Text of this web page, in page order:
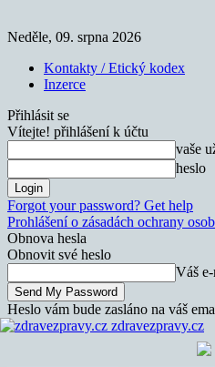
Neděle, 09. srpna 2026
Kontakty / Etický kodex
Inzerce
Přihlásit se
Vítejte! přihlášení k účtu
vaše
heslo
Forgot your password? Get help
Prohlášení o zásadách ochrany
Obnova hesla
Obnovit své heslo
Váš
Heslo vám bude zasláno na váš
zdravezpravy.cz